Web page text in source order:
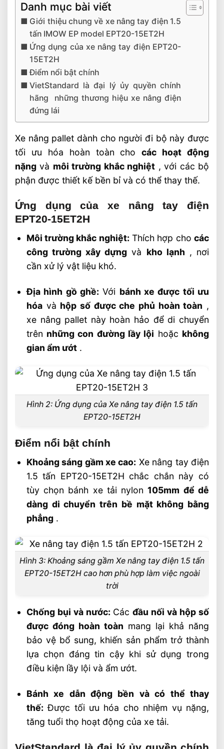
Danh mục bài viết
Giới thiệu chung về xe nâng tay điện 1.5
tấn IMOW EP model EPT20-15ET2H
Ứng dụng của xe nâng tay điện EPT20-
15ET2H
Điểm nổi bật chính
VietStandard là đại lý ủy quyền chính
hãng những thương hiệu xe nâng điện
đứng lái
Xe nâng pallet dành cho người đi bộ này được
tối ưu hóa hoàn toàn chocác hoạt động
nặng và môi trường khắc nghiệt , với các bộ
phận được thiết kế bền bỉ và có thể thay thế.
Ứng dụng của xe nâng tay điện
EPT20-15ET2H
Môi trường khắc nghiệt: Thích hợp chocác
công trường xây dựng và kho lạnh , nơi
cần xử lý vật liệu khó.
Địa hình gồ ghề: Với bánh xe được tối ưu
hóavà hộp số được che phủ hoàn toàn ,
xe nâng pallet này hoàn hảo để di chuyển
trên những con đường lầy lội hoặc không
gian ẩm ướt.
Hình 2: Ứng dụng của Xe nâng tay điện 1.5 tấn
EPT20-15ET2H
Điểm nổi bật chính
Khoảng sáng gầm xe cao: Xe nâng tay điện
1.5 tấn EPT20-15ET2H chắc chắn này có
tùy chọn bánh xe tải nylon105mm để dễ
dàng di chuyểntrên bề mặt không bằng
phẳng.
Hình 3: Khoảng sáng gầm Xe nâng tay điện 1.5 tấn
EPT20-15ET2H cao hơn phù hợp làm việc ngoài
trời
Chống bụi và nước: Cácđầu nối và hộp số
được đóng hoàn toàn mang lại khả năng
bảo vệ bổ sung, khiến sản phẩm trở thành
lựa chọn đáng tin cậy khi sử dụng trong
điều kiện lầy lội và ẩm ướt.
Bánh xe dẫn động bền và có thể thay
thế: Được tối ưu hóa cho nhiệm vụ nặng,
tăng tuổi thọ hoạt động của xe tải.